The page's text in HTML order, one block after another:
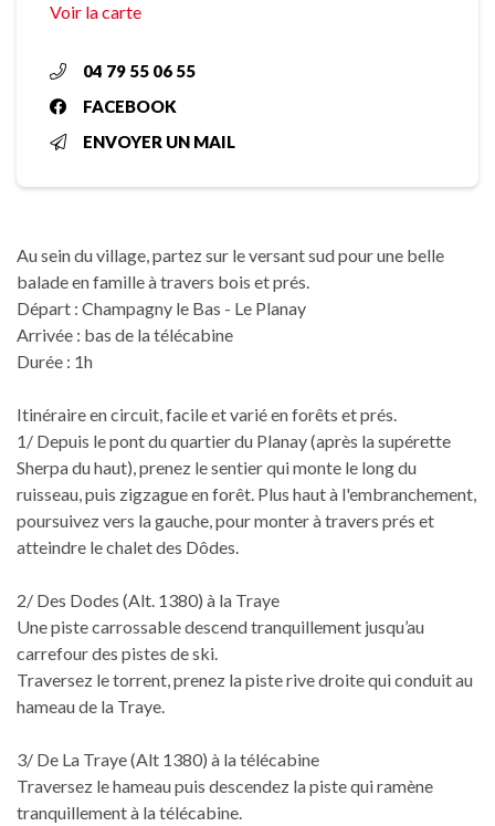
Voir la carte
04 79 55 06 55
FACEBOOK
ENVOYER UN MAIL
Au sein du village, partez sur le versant sud pour une belle
balade en famille à travers bois et prés.
Départ : Champagny le Bas - Le Planay
Arrivée : bas de la télécabine
Durée : 1h
Itinéraire en circuit, facile et varié en forêts et prés.
1/ Depuis le pont du quartier du Planay (après la supérette
Sherpa du haut), prenez le sentier qui monte le long du
ruisseau, puis zigzague en forêt. Plus haut à l'embranchement,
poursuivez vers la gauche, pour monter à travers prés et
atteindre le chalet des Dôdes.
2/ Des Dodes (Alt. 1380) à la Traye
Une piste carrossable descend tranquillement jusqu’au
carrefour des pistes de ski.
Traversez le torrent, prenez la piste rive droite qui conduit au
hameau de la Traye.
3/ De La Traye (Alt 1380) à la télécabine
Traversez le hameau puis descendez la piste qui ramène
tranquillement à la télécabine.